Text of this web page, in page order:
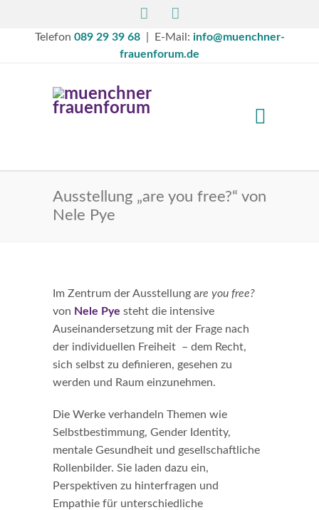
Telefon 089 29 39 68| E-Mail: info@muenchner-
frauenforum.de
Ausstellung „are you free?“ von
Nele Pye
Im Zentrum der Ausstellung are you free?
von Nele Pye steht die intensive
Auseinandersetzung mit der Frage nach
der individuellen Freiheit – dem Recht,
sich selbst zu definieren, gesehen zu
werden und Raum einzunehmen.
Die Werke verhandeln Themen wie
Selbstbestimmung, Gender Identity,
mentale Gesundheit und gesellschaftliche
Rollenbilder. Sie laden dazu ein,
Perspektiven zu hinterfragen und
Empathie für unterschiedliche